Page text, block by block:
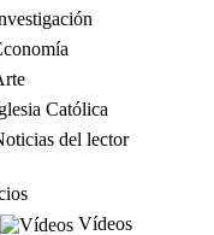
Católica
del lector
Vídeos